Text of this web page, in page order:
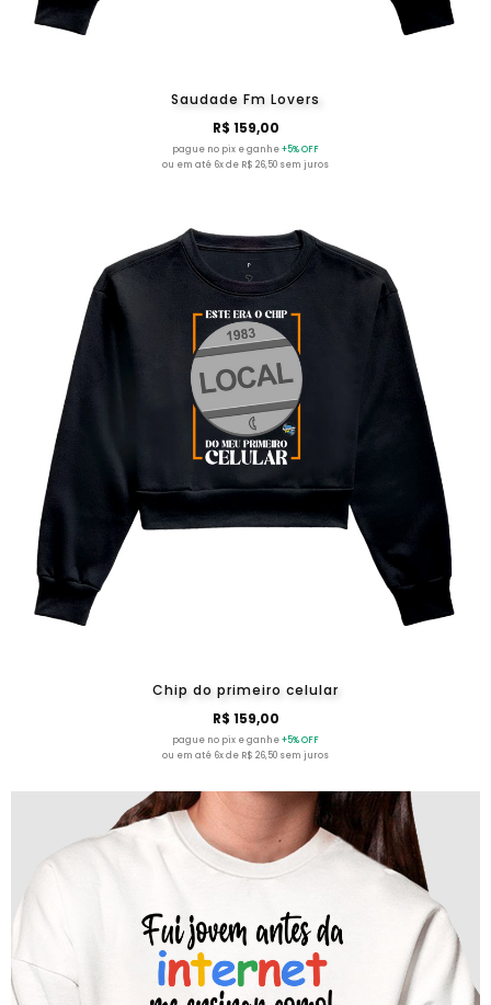
Saudade Fm Lovers
R$ 159,00
pague no pix e ganhe+5% OFF
ou em até 6x de R$ 26,50 sem juros
Chip do primeiro celular
R$ 159,00
pague no pix e ganhe+5% OFF
ou em até 6x de R$ 26,50 sem juros